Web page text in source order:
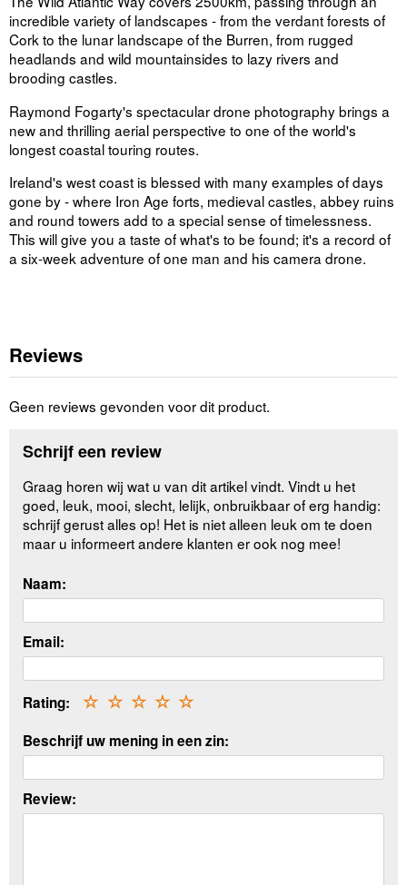
incredible variety of landscapes - from the verdant forests of
Cork to the lunar landscape of the Burren, from rugged
headlands and wild mountainsides to lazy rivers and
brooding castles.
Raymond Fogarty's spectacular drone photography brings a
new and thrilling aerial perspective to one of the world's
longest coastal touring routes.
Ireland's west coast is blessed with many examples of days
gone by - where Iron Age forts, medieval castles, abbey ruins
and round towers add to a special sense of timelessness.
This will give you a taste of what's to be found; it's a record of
a six-week adventure of one man and his camera drone.
Reviews
Geen reviews gevonden voor dit product.
Schrijf een review
Graag horen wij wat u van dit artikel vindt. Vindt u het
goed, leuk, mooi, slecht, lelijk, onbruikbaar of erg handig:
schrijf gerust alles op! Het is niet alleen leuk om te doen
maar u informeert andere klanten er ook nog mee!
Naam:
Email:
Rating: ☆
☆
☆
☆
☆
Beschrijf uw mening in een zin:
Review: